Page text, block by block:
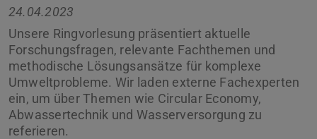
24.04.2023
Unsere Ringvorlesung präsentiert aktuelle
Forschungsfragen, relevante Fachthemen und
methodische Lösungsansätze für komplexe
Umweltprobleme. Wir laden externe Fachexperten
ein, um über Themen wie Circular Economy,
Abwassertechnik und Wasserversorgung zu
referieren.